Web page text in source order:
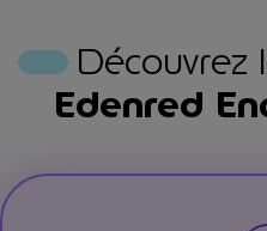
Découvrez
Edenred